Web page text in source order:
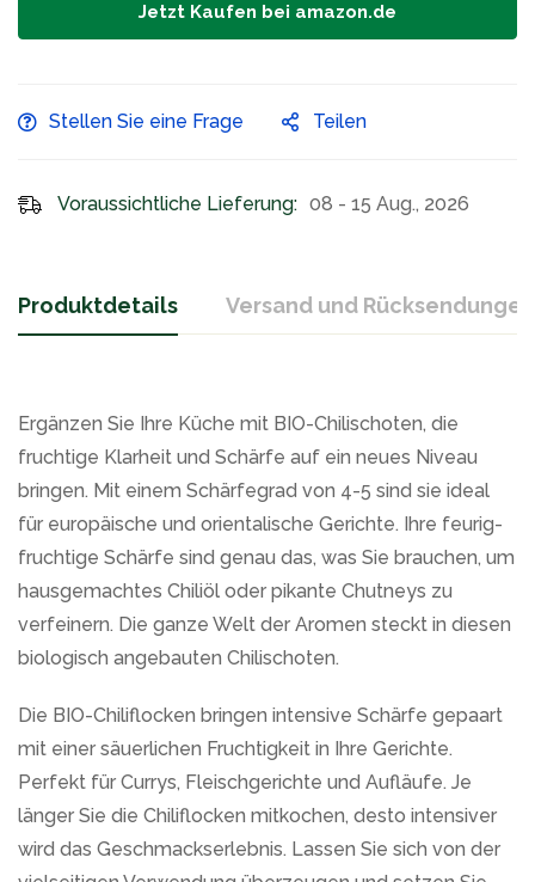
Jetzt Kaufen bei amazon.de
Stellen Sie eine Frage Teilen
Voraussichtliche Lieferung: 08 - 15 Aug., 2026
Produktdetails Versand und Rücksendungen
Ergänzen Sie Ihre Küche mit BIO-Chilischoten, die
fruchtige Klarheit und Schärfe auf ein neues Niveau
bringen. Mit einem Schärfegrad von 4-5 sind sie ideal
für europäische und orientalische Gerichte. Ihre feurig-
fruchtige Schärfe sind genau das, was Sie brauchen, um
hausgemachtes Chiliöl oder pikante Chutneys zu
verfeinern. Die ganze Welt der Aromen steckt in diesen
biologisch angebauten Chilischoten.
Die BIO-Chiliflocken bringen intensive Schärfe gepaart
mit einer säuerlichen Fruchtigkeit in Ihre Gerichte.
Perfekt für Currys, Fleischgerichte und Aufläufe. Je
länger Sie die Chiliflocken mitkochen, desto intensiver
wird das Geschmackserlebnis. Lassen Sie sich von der